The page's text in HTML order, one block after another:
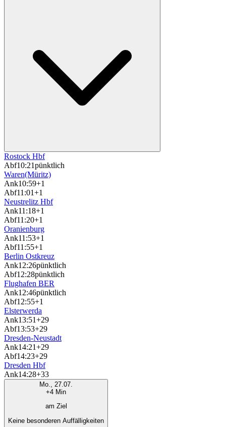
Rostock Hbf
Abf10:21pünktlich
Waren(Müritz)
Ank10:59+1
Abf11:01+1
Neustrelitz Hbf
Ank11:18+1
Abf11:20+1
Oranienburg
Ank11:53+1
Abf11:55+1
Berlin Ostkreuz
Ank12:26pünktlich
Abf12:28pünktlich
Flughafen BER
Ank12:46pünktlich
Abf12:55+1
Elsterwerda
Ank13:51+29
Abf13:53+29
Dresden-Neustadt
Ank14:21+29
Abf14:23+29
Dresden Hbf
Ank14:28+33
Mo., 27.07.
+4 Min
am Ziel
Keine besonderen Auffälligkeiten